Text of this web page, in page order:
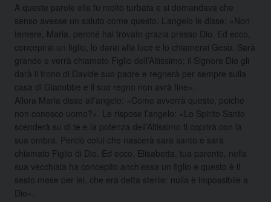
A queste parole ella fu molto turbata e si domandava che
senso avesse un saluto come questo. L’angelo le disse: «Non
temere, Maria, perché hai trovato grazia presso Dio. Ed ecco,
concepirai un figlio, lo darai alla luce e lo chiamerai Gesù. Sarà
grande e verrà chiamato Figlio dell’Altissimo; il Signore Dio gli
darà il trono di Davide suo padre e regnerà per sempre sulla
casa di Giacobbe e il suo regno non avrà fine».
Allora Maria disse all’angelo: «Come avverrà questo, poiché
non conosco uomo?». Le rispose l’angelo: «Lo Spirito Santo
scenderà su di te e la potenza dell’Altissimo ti coprirà con la
sua ombra. Perciò colui che nascerà sarà santo e sarà
chiamato Figlio di Dio. Ed ecco, Elisabetta, tua parente, nella
sua vecchiaia ha concepito anch’essa un figlio e questo è il
sesto mese per lei, che era detta sterile: nulla è impossibile a
Dio».